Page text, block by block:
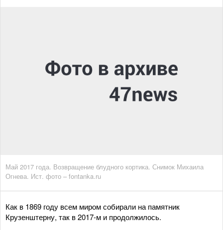
Май 2017 года. Возвращение блудного кортика. Снимок Михаила
Огнева. Ист. фото – fontanka.ru
Как в 1869 году всем миром собирали на памятник
Крузенштерну, так в 2017-м и продолжилось.